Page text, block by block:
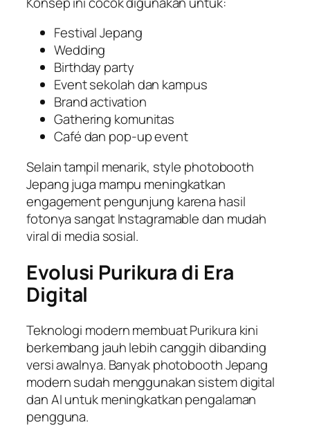
Festival Jepang
Wedding
Birthday party
Event sekolah dan kampus
Brand activation
Gathering komunitas
Café dan pop-up event
Selain tampil menarik, style photobooth
Jepang juga mampu meningkatkan
engagement pengunjung karena hasil
fotonya sangat Instagramable dan mudah
viral di media sosial.
Evolusi Purikura di Era
Digital
Teknologi modern membuat Purikura kini
berkembang jauh lebih canggih dibanding
versi awalnya. Banyak photobooth Jepang
modern sudah menggunakan sistem digital
dan AI untuk meningkatkan pengalaman
pengguna.